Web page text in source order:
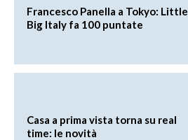
Francesco Panella a Tokyo: Little
Big Italy fa 100 puntate
Casa a prima vista torna su real
time: le novità